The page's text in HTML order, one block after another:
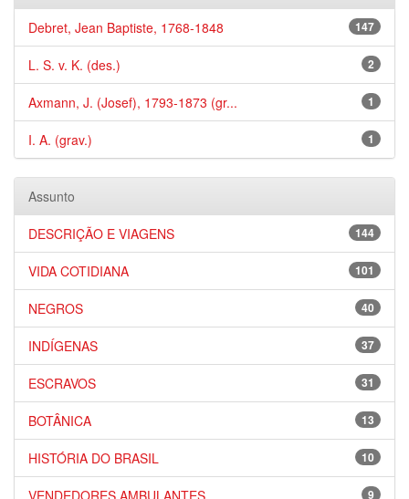
147
Debret, Jean Baptiste, 1768-1848
2
L. S. v. K. (des.)
1
Axmann, J. (Josef), 1793-1873 (gr...
1
I. A. (grav.)
Assunto
144
DESCRIÇÃO E VIAGENS
101
VIDA COTIDIANA
40
NEGROS
37
INDÍGENAS
31
ESCRAVOS
13
BOTÂNICA
10
HISTÓRIA DO BRASIL
9
VENDEDORES AMBULANTES